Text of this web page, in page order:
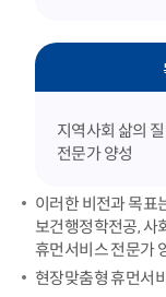
지역사회 삶의
전문가 양성
이러한 비전과 목표
보건행정학전공, 사
휴먼서비스 전문가
현장맞춤형 휴먼서